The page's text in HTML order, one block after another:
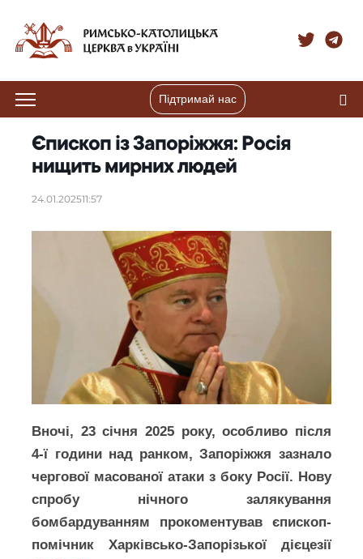
Підтримай нас
Єпископ із Запоріжжя: Росія
нищить мирних людей
24.01.202511:57
Вночі, 23 січня 2025 року, особливо після
4‑ї години над ранком, Запоріжжя зазнало
чергової масованої атаки з боку Росії. Нову
спробу нічного залякування
бомбардуванням прокоментував єпископ-
помічник Харківсько-Запорізької дієцезії